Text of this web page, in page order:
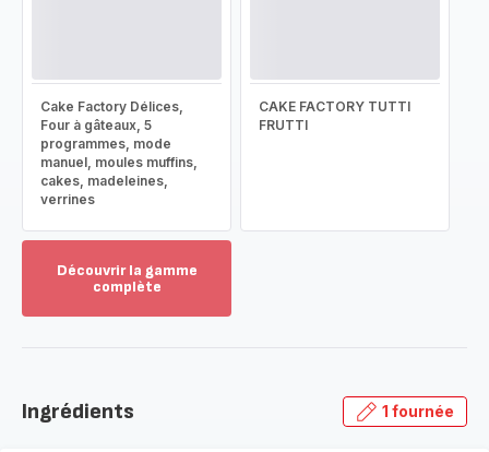
Cake Factory Délices,
Four à gâteaux, 5
programmes, mode
manuel, moules muffins,
cakes, madeleines,
verrines
CAKE FACTORY TUTTI
FRUTTI
Découvrir la gamme
complète
gamme
Ingrédients 1 fournée